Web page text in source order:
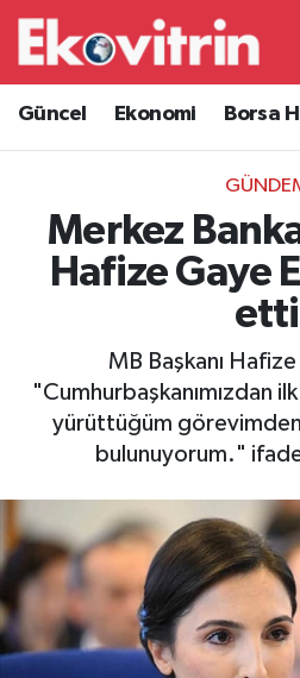
Güncel Ekonomi Borsa
Merkez
Hafize Gaye
etti
MB Başkanı
"Cumhurbaşkanımızdan
yürüttüğüm görevimden
bulunuyorum."
Güncel
Ekonomi
Borsa Haberleri
İş Dünyası
Otovitrin
Asayiş
Magazin
Gayrimenkul
Spor
Hava Durumu
Trafik Durumu
Süper Lig Puan Durumu
Tüm Manşetler
Son Dakika Haberleri
Haber Arşivi